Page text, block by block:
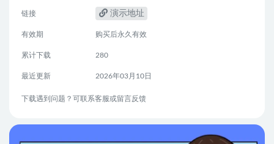
链接 演示地址
有效期 购买后永久有效
累计下载 280
最近更新 2026年03月10日
下载遇到问题？可联系客服或留言反馈